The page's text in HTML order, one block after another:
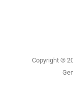
Copyright ©